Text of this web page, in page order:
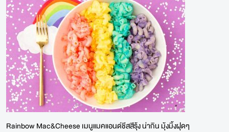
Rainbow Mac&Cheese เมนูแมคแอนด์ชีสสีรุ้ง น่ากิน มุ้งมิ้งฝุดๆ